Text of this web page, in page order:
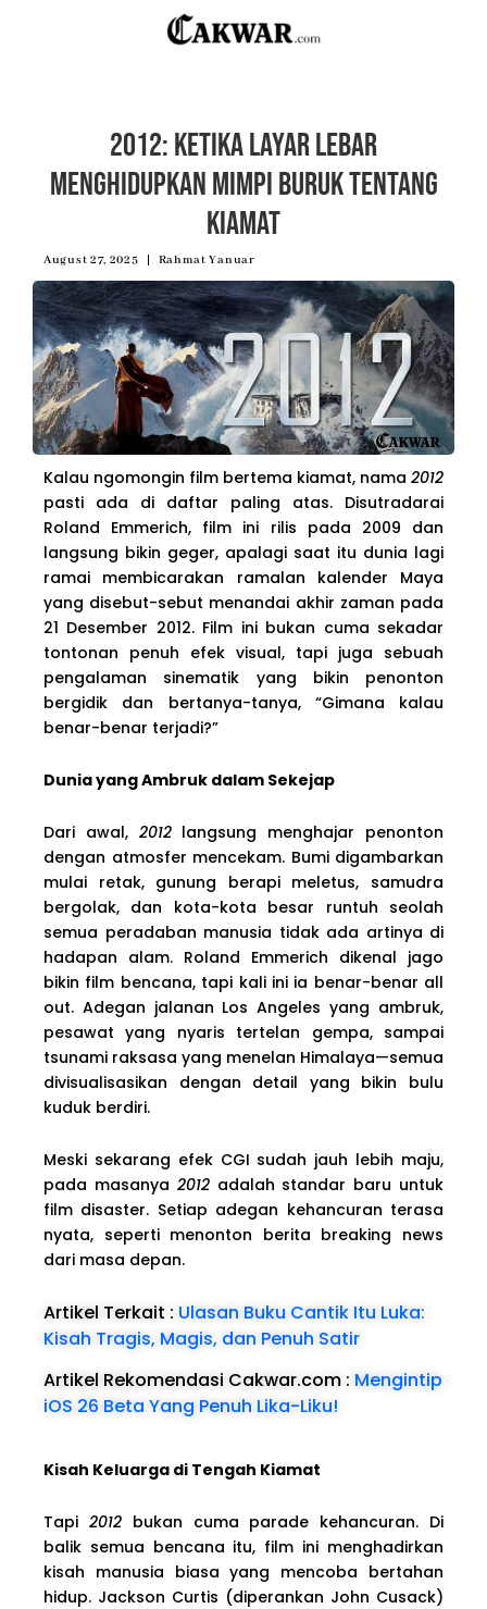
2012: Ketika Layar Lebar
Menghidupkan Mimpi Buruk tentang
Kiamat
August 27, 2025 Rahmat Yanuar
Kalau ngomongin film bertema kiamat, nama 2012
pasti ada di daftar paling atas. Disutradarai
Roland Emmerich, film ini rilis pada 2009 dan
langsung bikin geger, apalagi saat itu dunia lagi
ramai membicarakan ramalan kalender Maya
yang disebut-sebut menandai akhir zaman pada
21 Desember 2012. Film ini bukan cuma sekadar
tontonan penuh efek visual, tapi juga sebuah
pengalaman sinematik yang bikin penonton
bergidik dan bertanya-tanya, “Gimana kalau
benar-benar terjadi?”
Dunia yang Ambruk dalam Sekejap
Dari awal, 2012langsung menghajar penonton
dengan atmosfer mencekam. Bumi digambarkan
mulai retak, gunung berapi meletus, samudra
bergolak, dan kota-kota besar runtuh seolah
semua peradaban manusia tidak ada artinya di
hadapan alam. Roland Emmerich dikenal jago
bikin film bencana, tapi kali ini ia benar-benar all
out. Adegan jalanan Los Angeles yang ambruk,
pesawat yang nyaris tertelan gempa, sampai
tsunami raksasa yang menelan Himalaya—semua
divisualisasikan dengan detail yang bikin bulu
kuduk berdiri.
Meski sekarang efek CGI sudah jauh lebih maju,
pada masanya 2012adalah standar baru untuk
film disaster. Setiap adegan kehancuran terasa
nyata, seperti menonton berita breaking news
dari masa depan.
Artikel Terkait : Ulasan Buku Cantik Itu Luka:
Kisah Tragis, Magis, dan Penuh Satir
Artikel Rekomendasi Cakwar.com : Mengintip
iOS 26 Beta Yang Penuh Lika-Liku!
Kisah Keluarga di Tengah Kiamat
Tapi 2012bukan cuma parade kehancuran. Di
balik semua bencana itu, film ini menghadirkan
kisah manusia biasa yang mencoba bertahan
hidup. Jackson Curtis (diperankan John Cusack)